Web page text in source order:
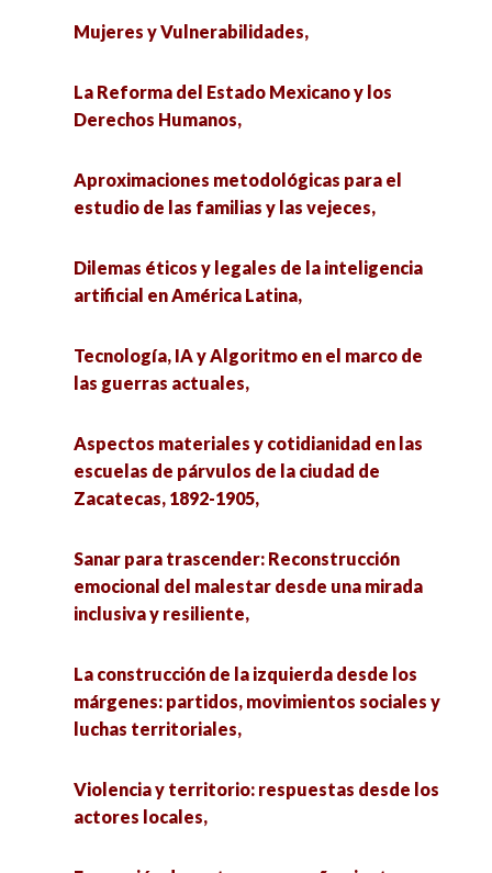
Mujeres y Vulnerabilidades,
La Reforma del Estado Mexicano y los
Derechos Humanos,
Aproximaciones metodológicas para el
estudio de las familias y las vejeces,
Dilemas éticos y legales de la inteligencia
artificial en América Latina,
Tecnología, IA y Algoritmo en el marco de
las guerras actuales,
Aspectos materiales y cotidianidad en las
escuelas de párvulos de la ciudad de
Zacatecas, 1892-1905,
Sanar para trascender: Reconstrucción
emocional del malestar desde una mirada
inclusiva y resiliente,
La construcción de la izquierda desde los
márgenes: partidos, movimientos sociales y
luchas territoriales,
Violencia y territorio: respuestas desde los
actores locales,